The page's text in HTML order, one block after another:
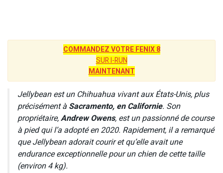
COMMANDEZ VOTRE FENIX 8
SUR I-RUN
MAINTENANT
Jellybean est un Chihuahua vivant aux États-Unis, plus
précisément à Sacramento, en Californie. Son
propriétaire,Andrew Owens, est un passionné de course
à pied qui l’a adopté en 2020. Rapidement, il a remarqué
que Jellybean adorait courir et qu’elle avait une
endurance exceptionnelle pour un chien de cette taille
(environ 4 kg).